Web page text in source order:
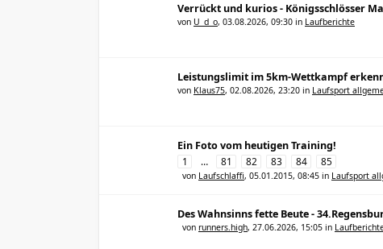
Verrückt und kurios - Königsschlösser
von U_d_o, 03.08.2026, 09:30 in Laufberichte
Leistungslimit im 5km-Wettkampf
von Klaus75, 02.08.2026, 23:20 in Laufsport
Ein Foto vom heutigen Training!
1 … 81 82 83 84 85
von Laufschlaffi, 05.01.2015, 08:45 in Laufsport
Des Wahnsinns fette Beute -
von runners.high, 27.06.2026, 15:05 in